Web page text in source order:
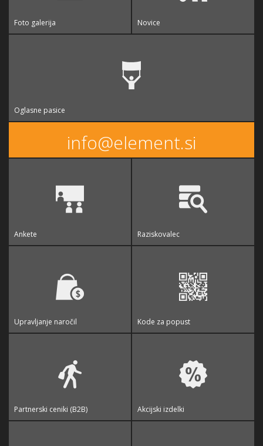
Foto galerija Novice
Oglasne pasice
info@element.si
Ankete Raziskovalec
Upravljanje naročil Kode za popust
Partnerski ceniki (B2B) Akcijski izdelki